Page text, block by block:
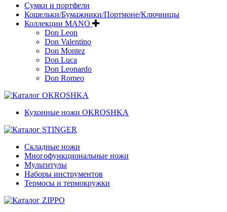
Сумки и портфели
Кошельки/Бумажники/Портмоне/Ключницы
Коллекции MANO
Don Leon
Don Valentino
Don Montez
Don Luca
Don Leonardo
Don Romeo
Кухонные ножи OKROSHKA
Складные ножи
Многофункциональные ножи
Мультитулы
Наборы инструментов
Термосы и термокружки